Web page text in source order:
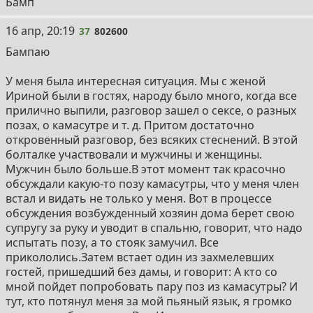
раз кончала... – и вновь уронила голову.
37
16 апр, 20:19 37 802600
Бампаю
У меня была интересная ситуация. Мы с женой
Ириной были в гостях, народу было много, когда все
прилично выпили, разговор зашел о сексе, о разных
позах, о камасутре и т. д. Притом достаточно
откровенный разговор, без всяких стеснений. В этой
болталке участвовали и мужчины и женщины.
Мужчин было больше.В этот момент так красочно
обсуждали какую-то позу камасутры, что у меня член
встал и видать не только у меня. Вот в процессе
обсуждения возбужденный хозяин дома берет свою
супругу за руку и уводит в спальню, говорит, что надо
испытать позу, а то стояк замучил. Все
прикололись.Затем встает один из захмелевших
гостей, пришедший без дамы, и говорит: А кто со
мной пойдет попробовать пару поз из камасутры? И
тут, кто потянул меня за мой пьяный язык, я громко